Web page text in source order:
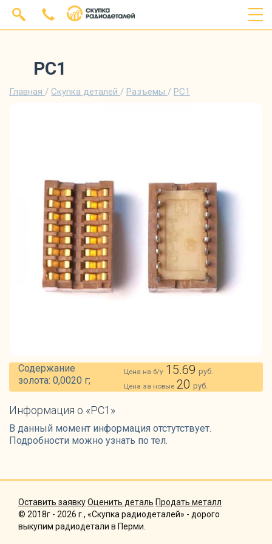
РС1
Главная / Скупка деталей / Разъемы / РС1
Содержание
золота: 0,0020 г;
Цена на б/у 15.69руб.
Цена за новые 20руб.
Информация о «РС1»
В данный момент информация отстутствует.
Подробности можно узнать по тел.
Оставить заявкуОценить деталь Продать металл
© 2018г - 2026 г., «Скупка радиодеталей» - дорого
выкупим радиодетали в Перми.